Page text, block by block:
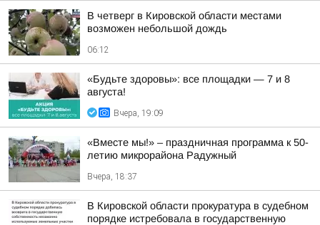
В четверг в Кировской области местами
возможен небольшой дождь
06:12
«Будьте здоровы»: все площадки — 7 и 8
августа!
Вчера, 19:09
«Вместе мы!» – праздничная программа к 50-
летию микрорайона Радужный
Вчера, 18:37
В Кировской области прокуратура в судебном
порядке истребовала в государственную